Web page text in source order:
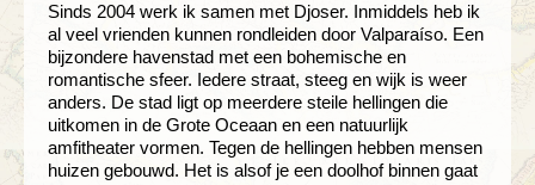
Sinds 2004 werk ik samen met Djoser. Inmiddels heb ik
al veel vrienden kunnen rondleiden door Valparaíso. Een
bijzondere havenstad met een bohemische en
romantische sfeer. Iedere straat, steeg en wijk is weer
anders. De stad ligt op meerdere steile hellingen die
uitkomen in de Grote Oceaan en een natuurlijk
amfitheater vormen. Tegen de hellingen hebben mensen
huizen gebouwd. Het is alsof je een doolhof binnen gaat